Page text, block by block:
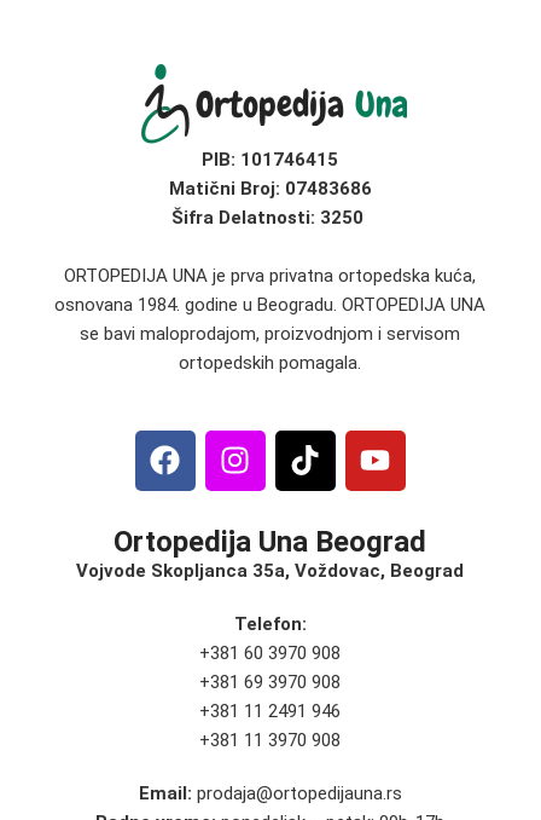
PIB: 101746415
Matični Broj: 07483686
Šifra Delatnosti: 3250
ORTOPEDIJA UNA je prva privatna ortopedska kuća,
osnovana 1984. godine u Beogradu. ORTOPEDIJA UNA
se bavi maloprodajom, proizvodnjom i servisom
ortopedskih pomagala.
Ortopedija Una Beograd
Vojvode Skopljanca 35a, Voždovac, Beograd
Telefon:
+381 60 3970 908
+381 69 3970 908
+381 11 2491 946
+381 11 3970 908
Email: prodaja@ortopedijauna.rs